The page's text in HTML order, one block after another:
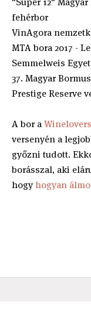
fehérbor
VinAgora
MTA bora 2017 -
Semmelweis
37. Magyar
Prestige Reserve
A bor a
versenyén a
győzni tudott.
borásszal, aki
hogy hogyan